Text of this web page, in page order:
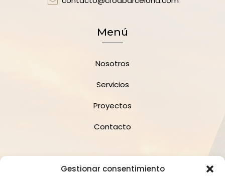
Gestionar consentimiento
Menú
Nosotros
Servicios
Proyectos
Contacto
Suscríbete a la Newsletter